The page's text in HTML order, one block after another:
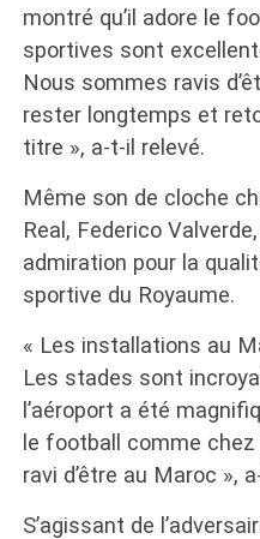
montré qu’il adore le
sportives sont
Nous sommes ravis
rester longtemps et
titre », a-t-il relevé.
Même son de cloche
Real, Federico
admiration pour la
sportive du Royaume.
« Les installations au
Les stades sont
l’aéroport a été
le football comme
ravi d’être au Maroc »,
S’agissant de